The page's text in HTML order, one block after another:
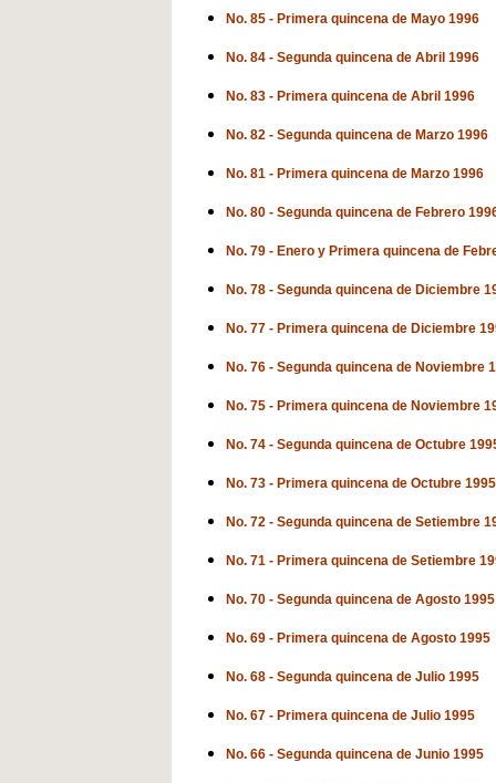
No. 85 - Primera quincena de Mayo 1996
No. 84 - Segunda quincena de Abril 1996
No. 83 - Primera quincena de Abril 1996
No. 82 - Segunda quincena de Marzo 1996
No. 81 - Primera quincena de Marzo 1996
No. 80 - Segunda quincena de Febrero
No. 79 - Enero y Primera quincena de
No. 78 - Segunda quincena de Diciembre
No. 77 - Primera quincena de Diciembre
No. 76 - Segunda quincena de Noviembre
No. 75 - Primera quincena de Noviembre
No. 74 - Segunda quincena de Octubre
No. 73 - Primera quincena de Octubre 1995
No. 72 - Segunda quincena de Setiembre
No. 71 - Primera quincena de Setiembre
No. 70 - Segunda quincena de Agosto 1995
No. 69 - Primera quincena de Agosto 1995
No. 68 - Segunda quincena de Julio 1995
No. 67 - Primera quincena de Julio 1995
No. 66 - Segunda quincena de Junio 1995